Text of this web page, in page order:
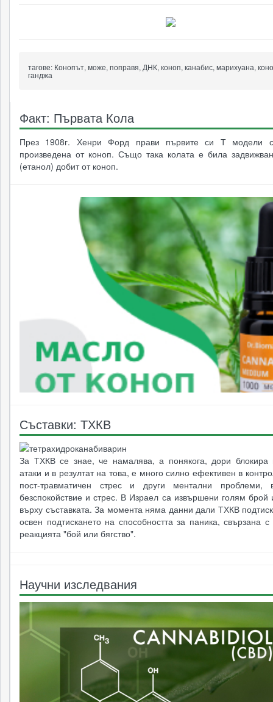
тагове: Конопът, може, поправя, ДНК, коноп, канабис, марихуана,
ганджа
Факт: Първата Кола
През 1908г. Хенри Форд прави първите си Т модели с
произведена от коноп. Също така колата е била
(етанол) добит от коноп.
Съставки: ТХКВ
За ТХКВ се знае, че намалява, а понякога, дори блокира
атаки и в резултат на това, е много силно ефективен в
пост-травматичен стрес и други ментални проблеми,
безспокойствие и стрес. В Израел са извършени голям брой
върху съставката. За момента няма данни дали ТХКВ
освен подтискането на способността за паника, свързана
реакцията "бой или бягство".
Научни изследвания